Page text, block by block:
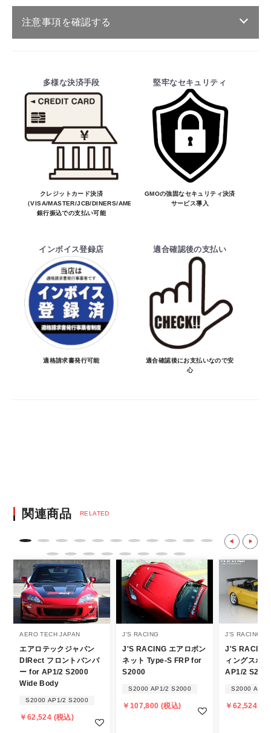
お買物を続ける
注意事項を確認する
・ご注文受付後、メーカーに適合確認を行
い、商品の価格・送料及び納期の正式なご連
絡をしてからの決済となっております。
そのため、ご注文後に適合確認を行い、適
合しない場合はキャンセル可能です。
※商品はメーカー品のため予告無く価格が
変わる場合があります。
※商品は予告無く生産及び販売不可となる
場合があります。
でお受けしておりません。
納期を知りたい場合は、一旦ご注文のお手
続きをお願い致します。
決済について
・ご注文後にメーカー確認を行い、商品が愛
車に合うことを確認してから決済となりま
決済後の正式注文後のキャンセルや変更につい
て
・決済後の正式注文後のキャンセルや変更は
不可となりますので、商品やカラー等、お間
違い無いようお願い致します。
※商品写真は実際の商品とカラーやイメー
ジが若干異なる場合もございます。
商品名や説明等でご確認ください。
発送について
・エアロパーツ・マフラー等の大型商品は、
個人宅への直送・営業所止めができないこと
があることはご了承ください。
また、小さな商品でも、メーカーによって
多様な決済手段
クレジットカード決済
（VISA/MASTER/JCB/DINERS/AMEX）、
銀行振込での支払い可能
堅牢なセキュリティ
GMOの強固なセキュリティ決済
サービス導入
インボイス登録店
適格請求書発行可能
適合確認後の支払い
適合確認後にお支払いなので安
心
関連商品 RELATED
AERO TECH JAPAN
エアロテックジャパン
DIRect フロントバンパ
ー for AP1/2 S2000
Wide Body
S2000 AP1/2 S2000
￥62,524 (税込)
J'S RACING
J'S RACING エアロボン
ネット Type-S FRP for
S2000
S2000 AP1/2 S2000
￥107,800 (税込)
J'S RACING
J'S RACING
ィングスポ
AP1/2
S2000 AP1/
￥62,524 (税